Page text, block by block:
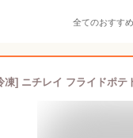
全てのおすす
凍] ニチレイ フライドポテ